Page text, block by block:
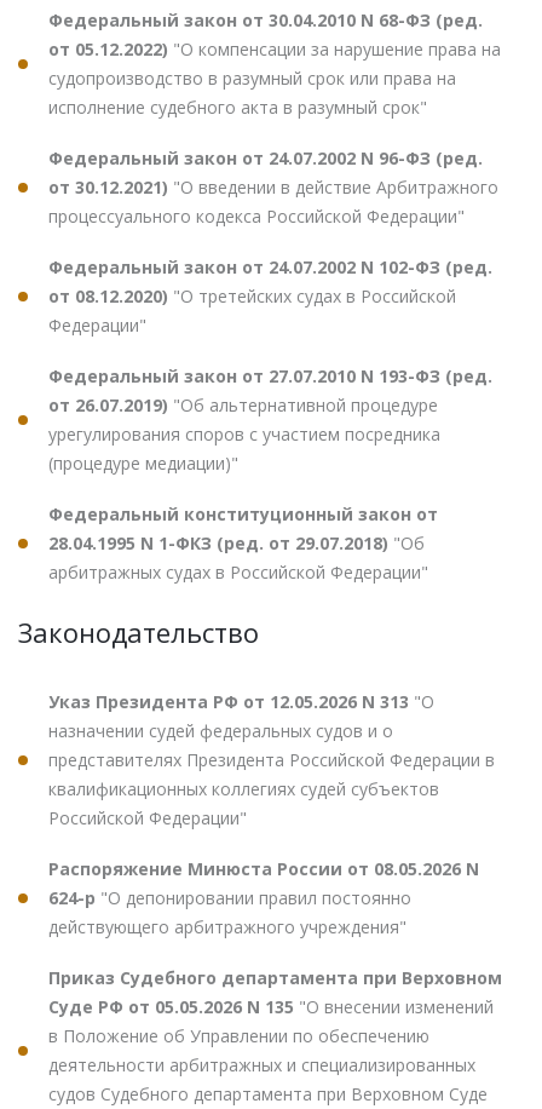
Федеральный закон от 30.04.2010 N 68-ФЗ (ред.
от 05.12.2022) "О компенсации за нарушение права на
судопроизводство в разумный срок или права на
исполнение судебного акта в разумный срок"
Федеральный закон от 24.07.2002 N 96-ФЗ (ред.
от 30.12.2021) "О введении в действие Арбитражного
процессуального кодекса Российской Федерации"
Федеральный закон от 24.07.2002 N 102-ФЗ (ред.
от 08.12.2020) "О третейских судах в Российской
Федерации"
Федеральный закон от 27.07.2010 N 193-ФЗ (ред.
от 26.07.2019) "Об альтернативной процедуре
урегулирования споров с участием посредника
(процедуре медиации)"
Федеральный конституционный закон от
28.04.1995 N 1-ФКЗ (ред. от 29.07.2018) "Об
арбитражных судах в Российской Федерации"
Законодательство
Указ Президента РФ от 12.05.2026 N 313 "О
назначении судей федеральных судов и о
представителях Президента Российской Федерации в
квалификационных коллегиях судей субъектов
Российской Федерации"
Распоряжение Минюста России от 08.05.2026 N
624-р "О депонировании правил постоянно
действующего арбитражного учреждения"
Приказ Судебного департамента при Верховном
Суде РФ от 05.05.2026 N 135 "О внесении изменений
в Положение об Управлении по обеспечению
деятельности арбитражных и специализированных
судов Судебного департамента при Верховном Суде